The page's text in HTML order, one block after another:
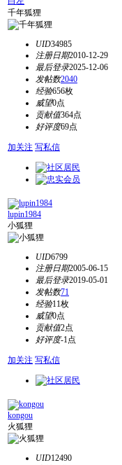
千年狐狸
UID34985
注册日期2010-12-29
最后登录2025-12-06
发帖数2040
经验656枚
威望0点
贡献值364点
好评度69点
加关注 写私信
lupin1984
小狐狸
UID6799
注册日期2005-06-15
最后登录2019-05-01
发帖数71
经验11枚
威望0点
贡献值2点
好评度-1点
加关注 写私信
kongou
火狐狸
UID12490